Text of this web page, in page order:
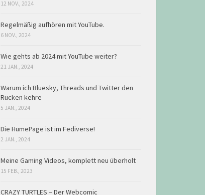
12 NOV., 2024
Regelmäßig aufhören mit YouTube.
6 NOV., 2024
Wie gehts ab 2024 mit YouTube weiter?
21 JAN., 2024
Warum ich Bluesky, Threads und Twitter den
Rücken kehre
5 JAN., 2024
Die HumePage ist im Fediverse!
2 JAN., 2024
Meine Gaming Videos, komplett neu überholt
15 FEB., 2023
CRAZY TURTLES – Der Webcomic